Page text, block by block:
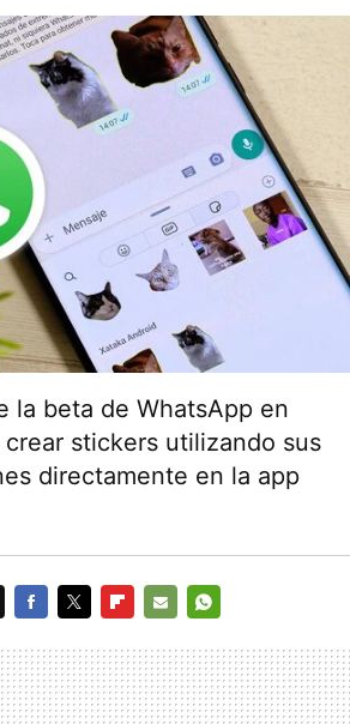
la beta de WhatsApp en
stickers utilizando sus
directamente en la app
MAIL